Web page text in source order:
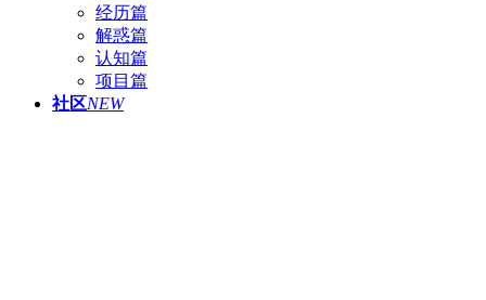
经历篇
解惑篇
认知篇
项目篇
社区NEW